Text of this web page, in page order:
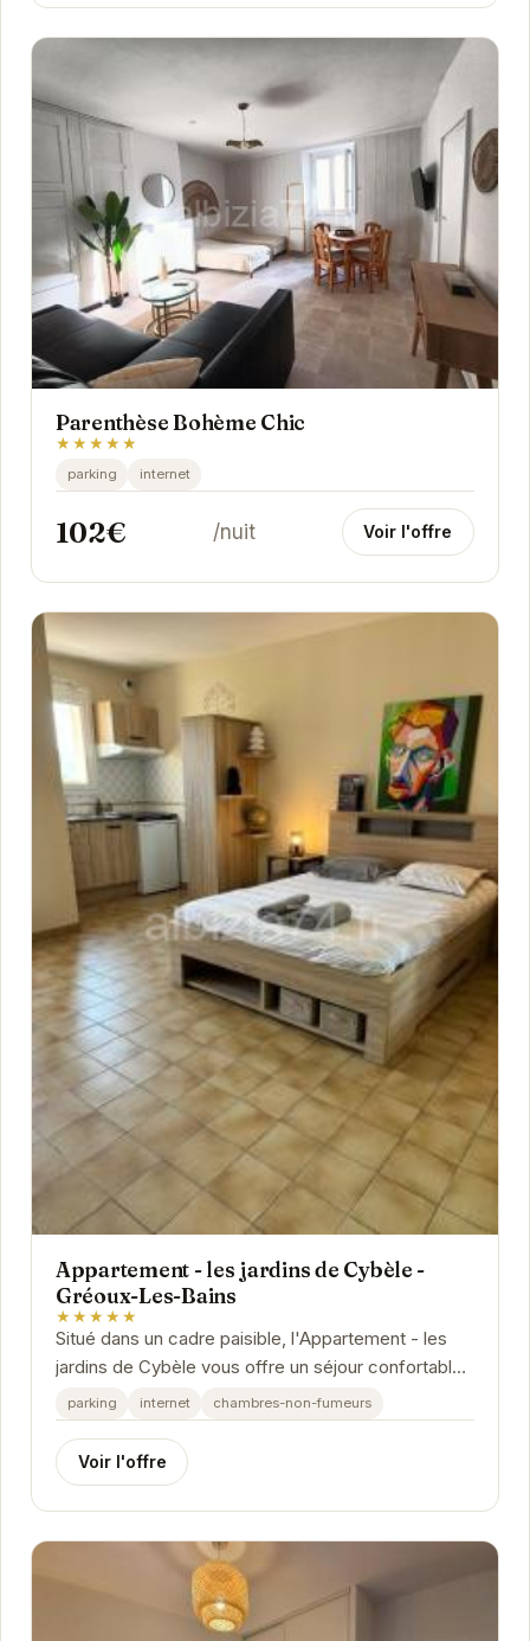
Parenthèse Bohème Chic
★★★★★
parking internet
102€ /nuit Voir l'offre
Appartement - les jardins de Cybèle -
Gréoux-Les-Bains
★★★★★
Situé dans un cadre paisible, l'Appartement - les
jardins de Cybèle vous offre un séjour confortable
et agréable. Avec ses équipements modernes...
parking internet chambres-non-fumeurs
Voir l'offre